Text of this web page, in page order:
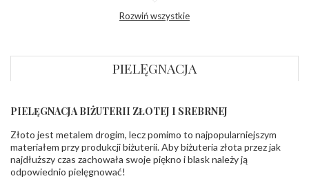
Szerokość szyny
ok. 2,1 mm
Kamień:
Liczba
diamentów:
0.004 ct - 10 szt.,0.015 ct - 2 szt.,0.010 ct - 6
szt.
Liczba
diamentów
Rozwiń wszystkie
PIELĘGNACJA
PIELĘGNACJA BIŻUTERII ZŁOTEJ I SREBRNEJ
Złoto jest metalem drogim, lecz pomimo to najpopularniejszym
materiałem przy produkcji biżuterii. Aby biżuteria złota przez jak
najdłuższy czas zachowała swoje piękno i blask należy ją
odpowiednio pielęgnować!